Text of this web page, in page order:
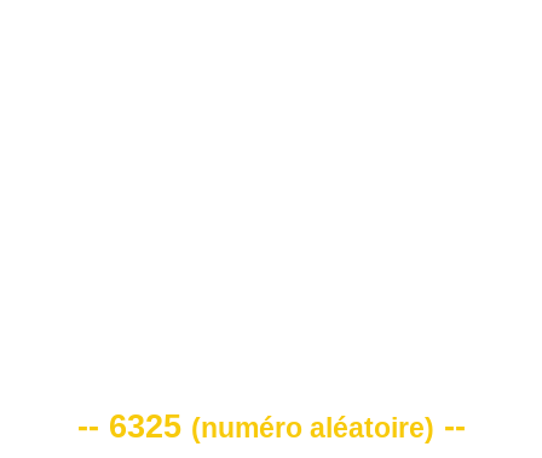
-- 6325 (numéro aléatoire) --